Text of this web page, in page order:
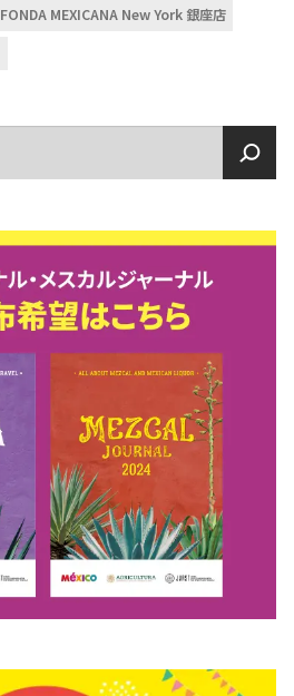
FONDA MEXICANA New York 銀座店